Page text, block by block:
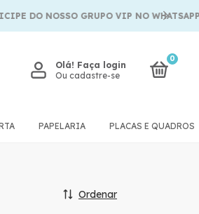
DO NOSSO GRUPO VIP NO WHATSAPP
Olá! Faça login
Ou cadastre-se
0
PAPELARIA PLACAS E QUADROS
Ordenar